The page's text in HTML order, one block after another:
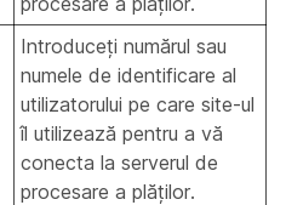
Introduceți numărul sau
numele de identificare al
utilizatorului pe care site-ul
îl utilizează pentru a vă
conecta la serverul de
procesare a plăților.